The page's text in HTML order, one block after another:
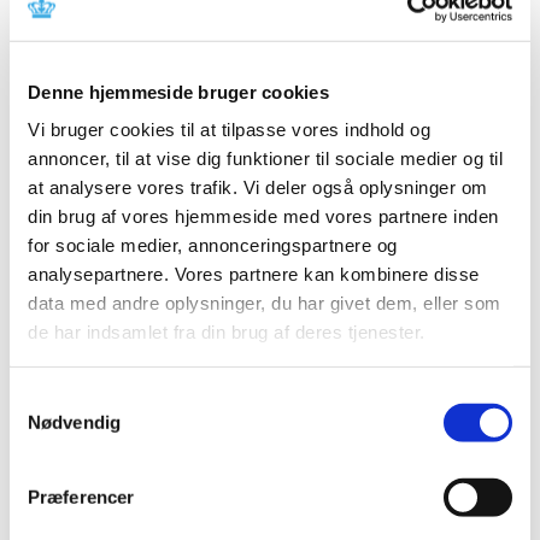
Denne hjemmeside bruger cookies
Vi bruger cookies til at tilpasse vores indhold og
annoncer, til at vise dig funktioner til sociale medier og til
at analysere vores trafik. Vi deler også oplysninger om
din brug af vores hjemmeside med vores partnere inden
for sociale medier, annonceringspartnere og
analysepartnere. Vores partnere kan kombinere disse
data med andre oplysninger, du har givet dem, eller som
de har indsamlet fra din brug af deres tjenester.
Nødvendig
Præferencer
(Moderna), uge 35
Lægemiddelstyrelsen har behandlet i alt 2.690
indberetninger om formodede bivirkninger ved
Status på behandlede indberetninger om
formodede bivirkninger ved COVID-19 Vaccine
Janssen (Johnson & Johnson), uge 35
2. september 2021
Lægemiddelstyrelsen har frem til den 31. august 2021
modtaget 456 indberetninger om formodede…
formodede bivirkninger ved Vaxzevria
(AstraZeneca), uge 35
Lægemiddelstyrelsen har behandlet i alt 3.869